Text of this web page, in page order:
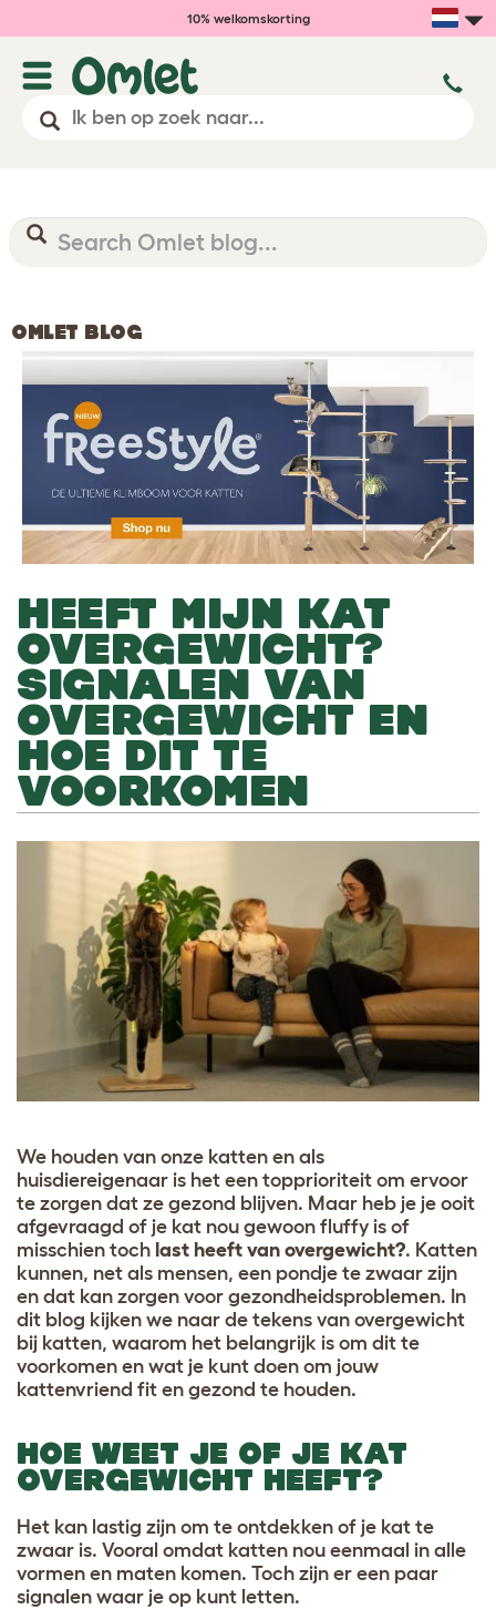
10% welkomskorting
OMLET BLOG
HEEFT MIJN KAT
OVERGEWICHT?
SIGNALEN VAN
OVERGEWICHT EN
HOE DIT TE
VOORKOMEN
We houden van onze katten en als
huisdiereigenaar is het een topprioriteit om ervoor
te zorgen dat ze gezond blijven. Maar heb je je ooit
afgevraagd of je kat nou gewoon fluffy is of
misschien toch last heeft van overgewicht?. Katten
kunnen, net als mensen, een pondje te zwaar zijn
en dat kan zorgen voor gezondheidsproblemen. In
dit blog kijken we naar de tekens van overgewicht
bij katten, waarom het belangrijk is om dit te
voorkomen en wat je kunt doen om jouw
kattenvriend fit en gezond te houden.
HOE WEET JE OF JE KAT
OVERGEWICHT HEEFT?
Het kan lastig zijn om te ontdekken of je kat te
zwaar is. Vooral omdat katten nou eenmaal in alle
vormen en maten komen. Toch zijn er een paar
signalen waar je op kunt letten.